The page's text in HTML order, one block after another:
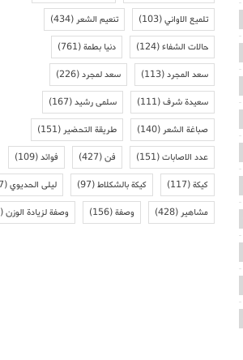
تلميع الاواني(103) تنعيم الشعر(434)
حالات الشفاء(124) دنيا بطمة(761)
سعد المجرد(113) سعد لمجرد(226)
سعيدة شرف(111) سلمى رشيد(167)
صباغة الشعر(140) طريقة التحضير(151)
عدد الاصابات(151) فن(427) فوائد(109)
كيكة(117) كيكة بالشكلاط(97) ليلى الحديوي(97)
مشاهير(428) وصفة(156) وصفة لزيادة الوزن(138)